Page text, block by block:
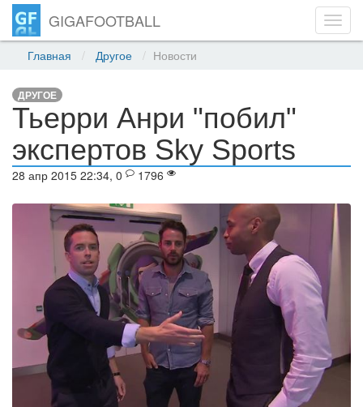
GIGAFOOTBALL
Главная Другое Новости
ДРУГОЕ
Тьерри Анри "побил"
экспертов Sky Sports
28 апр 2015 22:34, 0 1796